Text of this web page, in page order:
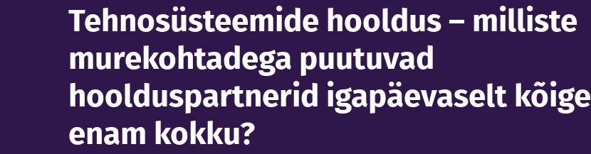
Tehnosüsteemide hooldus – milliste
murekohtadega puutuvad
hoolduspartnerid igapäevaselt kõige
enam kokku?